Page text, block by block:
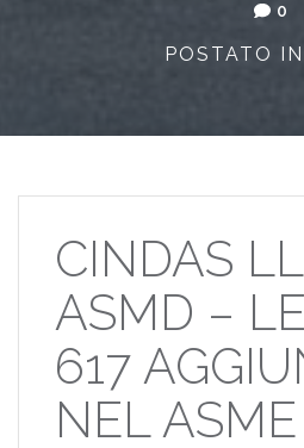
0
POSTATO IN
CINDAS
ASMD –
617
NEL